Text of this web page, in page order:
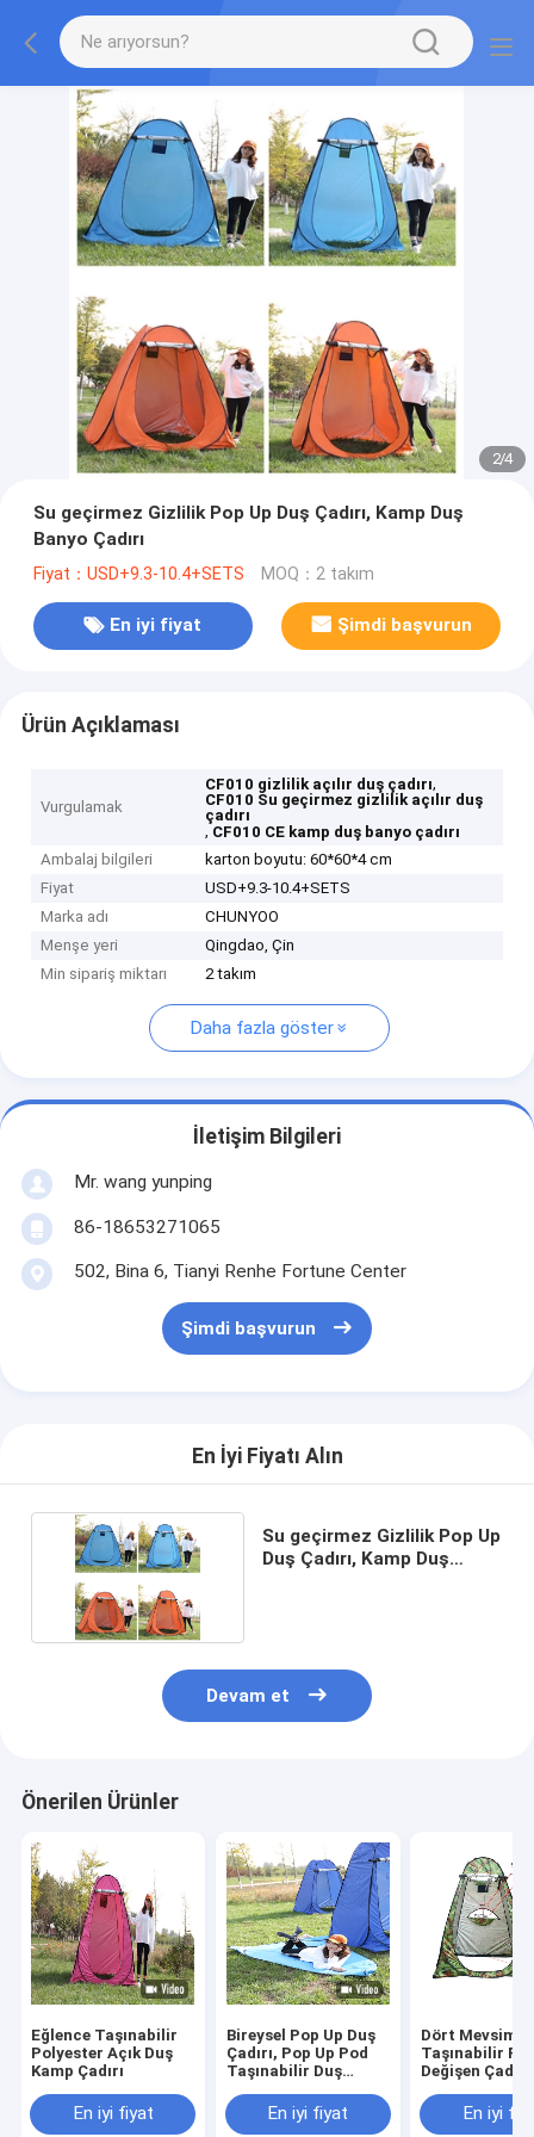
2/4
Su geçirmez Gizlilik Pop Up Duş Çadırı, Kamp Duş
Banyo Çadırı
Fiyat：USD+9.3-10.4+SETS MOQ：2 takım
En iyi fiyat Şimdi başvurun
Ürün Açıklaması
Vurgulamak
CF010 gizlilik açılır duş çadırı,
CF010 Su geçirmez gizlilik açılır duş
çadırı
, CF010 CE kamp duş banyo çadırı
Ambalaj bilgileri
karton boyutu: 60*60*4 cm
Fiyat
USD+9.3-10.4+SETS
Marka adı
CHUNYOO
Menşe yeri
Qingdao, Çin
Min sipariş miktarı
2 takım
Daha fazla göster
İletişim Bilgileri
Mr. wang yunping
86-18653271065
502, Bina 6, Tianyi Renhe Fortune Center
Şimdi başvurun
En İyi Fiyatı Alın
Su geçirmez Gizlilik Pop Up
Duş Çadırı, Kamp Duş
Devam et
Önerilen Ürünler
Eğlence Taşınabilir
Polyester Açık Duş
Kamp Çadırı
En iyi fiyat
Bireysel Pop Up Duş
Çadırı, Pop Up Pod
Taşınabilir Duş
OdasıEn iyi fiyat
Dört Mevsim
Taşınabilir
Değişen Çadır
En iyi